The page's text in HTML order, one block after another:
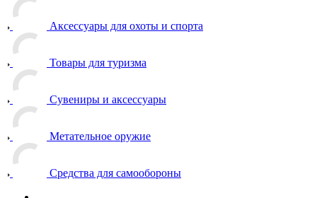
Аксессуары для охоты и спорта
Товары для туризма
Сувениры и аксессуары
Метательное оружие
Средства для самообороны